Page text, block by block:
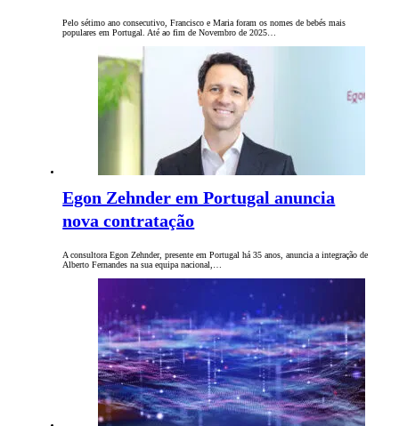
Pelo sétimo ano consecutivo, Francisco e Maria foram os nomes de bebés mais
populares em Portugal. Até ao fim de Novembro de 2025…
Egon Zehnder em Portugal anuncia
nova contratação
A consultora Egon Zehnder, presente em Portugal há 35 anos, anuncia a integração de
Alberto Fernandes na sua equipa nacional,…